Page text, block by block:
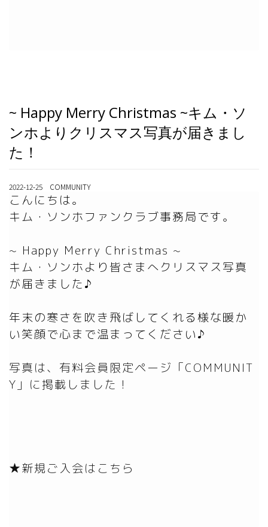
~ Happy Merry Christmas ~キム・ソ
ンホよりクリスマス写真が届きまし
た！
2022-12-25 COMMUNITY
こんにちは。
キム・ソンホファンクラブ事務局です。
~ Happy Merry Christmas ~
キム・ソンホより皆さまへクリスマス写真
が届きました♪
年末の寒さを吹き飛ばしてくれる様な暖か
写真は、有料会員限定ページ「COMMUNIT
Y」に掲載しました！
★新規ご入会はこちら